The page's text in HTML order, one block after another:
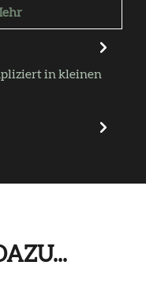
in kleinen